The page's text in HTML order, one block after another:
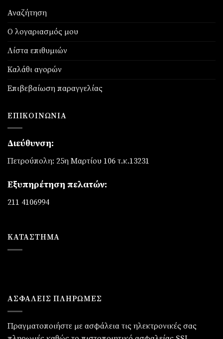
Αναζήτηση
Ο λογαριασμός μου
Λίστα επιθυμιών
Καλάθι αγορών
Επιβεβαίωση παραγγελίας
ΕΠΙΚΟΙΝΩΝΊΑ
Διεύθυνση:
Πετρούπολη: 25η Μαρτίου 106 τ.κ.13231
Εξυπηρέτηση πελατών:
211 4106994
ΚΑΤΆΣΤΗΜΑ
ΑΣΦΑΛΕΙΣ ΠΛΗΡΩΜΕΣ
Πραγματοποιήστε με ασφάλεια τις ηλεκτρονικές σας